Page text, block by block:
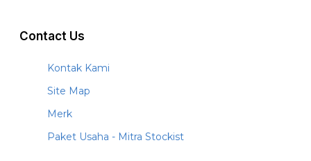
Contact Us
Kontak Kami
Site Map
Merk
Paket Usaha - Mitra Stockist